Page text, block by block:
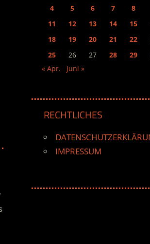
4
5 6 7 8
11
12 13 14 15
18
19 20 21 22
25
26 27 28 29
« Apr.
Juni »
RECHTLICHES
IMPRESSUM